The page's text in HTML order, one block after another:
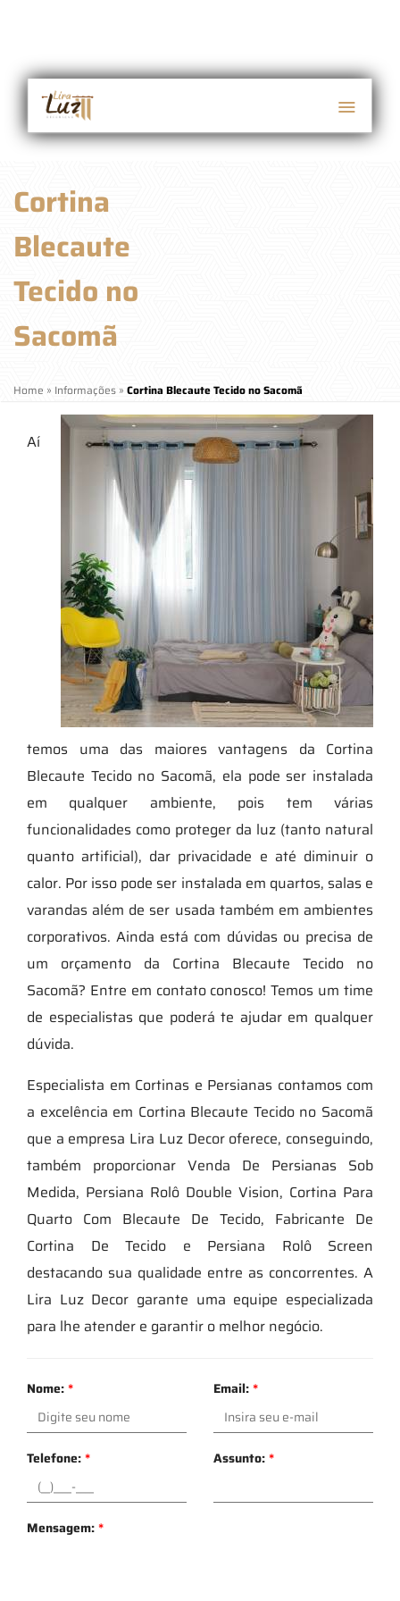
Cortina
Blecaute
Tecido no
Sacomã
Home » Informações » Cortina Blecaute Tecido no Sacomã
Aí
temos uma das maiores vantagens da Cortina
Blecaute Tecido no Sacomã, ela pode ser instalada
em qualquer ambiente, pois tem várias
funcionalidades como proteger da luz (tanto natural
quanto artificial), dar privacidade e até diminuir o
calor. Por isso pode ser instalada em quartos, salas e
varandas além de ser usada também em ambientes
corporativos. Ainda está com dúvidas ou precisa de
um orçamento da Cortina Blecaute Tecido no
Sacomã? Entre em contato conosco! Temos um time
de especialistas que poderá te ajudar em qualquer
dúvida.
Especialista em Cortinas e Persianas contamos com
a excelência em Cortina Blecaute Tecido no Sacomã
que a empresa Lira Luz Decor oferece, conseguindo,
também proporcionar Venda De Persianas Sob
Medida, Persiana Rolô Double Vision, Cortina Para
Quarto Com Blecaute De Tecido, Fabricante De
Cortina De Tecido e Persiana Rolô Screen
destacando sua qualidade entre as concorrentes. A
Lira Luz Decor garante uma equipe especializada
para lhe atender e garantir o melhor negócio.
Nome:* Email:*
Telefone:* Assunto:*
Mensagem:*